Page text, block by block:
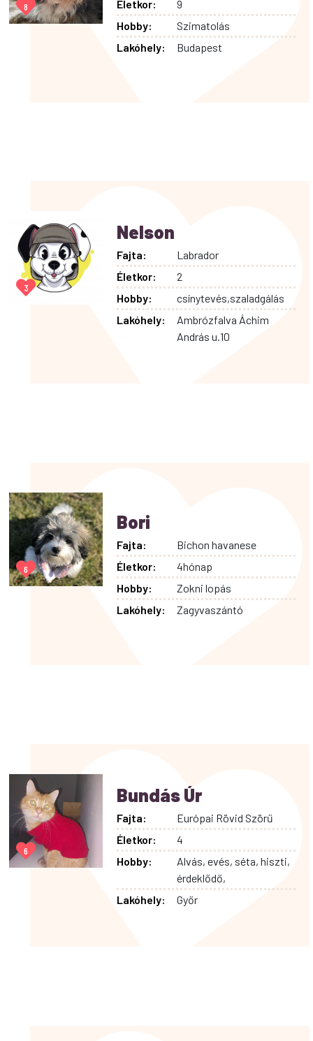
8 Életkor:
9
Hobby:
Szimatolás
Lakóhely:
Budapest
3
Nelson
Fajta:
Labrador
Életkor:
2
Hobby:
csínytevés,szaladgálás
Lakóhely:
Ambrózfalva Áchim
András u.10
6
Bori
Fajta:
Bichon havanese
Életkor:
4hónap
Hobby:
Zokni lopás
Lakóhely:
Zagyvaszántó
6
Bundás Úr
Fajta:
Európai Rövid Szörű
Életkor:
4
Hobby:
Alvás, evés, séta, hiszti,
érdeklődő,
Lakóhely:
Győr